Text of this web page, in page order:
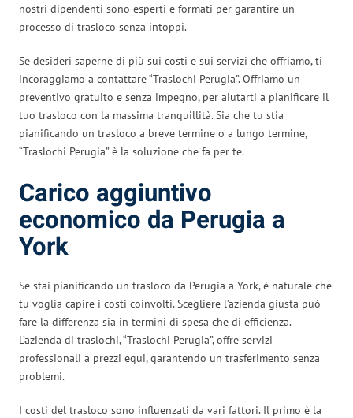
nostri dipendenti sono esperti e formati per garantire un
processo di trasloco senza intoppi.
Se desideri saperne di più sui costi e sui servizi che offriamo, ti
incoraggiamo a contattare “Traslochi Perugia”. Offriamo un
preventivo gratuito e senza impegno, per aiutarti a pianificare il
tuo trasloco con la massima tranquillità. Sia che tu stia
pianificando un trasloco a breve termine o a lungo termine,
“Traslochi Perugia” è la soluzione che fa per te.
Carico aggiuntivo
economico da Perugia a
York
Se stai pianificando un trasloco da Perugia a York, è naturale che
tu voglia capire i costi coinvolti. Scegliere l’azienda giusta può
fare la differenza sia in termini di spesa che di efficienza.
L’azienda di traslochi, “Traslochi Perugia”, offre servizi
professionali a prezzi equi, garantendo un trasferimento senza
problemi.
I costi del trasloco sono influenzati da vari fattori. Il primo è la